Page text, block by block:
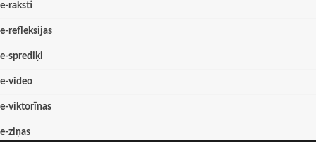
e-raksti
e-refleksijas
e-sprediķi
e-video
e-viktorīnas
e-ziņas